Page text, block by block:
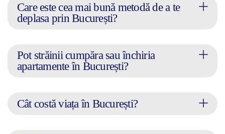
Care este cea mai bună metodă de a te
deplasa prin București?
Pot străinii cumpăra sau închiria
apartamente în București?
Cât costă viața în București?